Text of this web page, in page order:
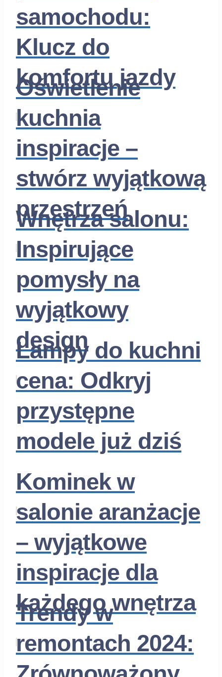
samochodu:
Klucz do
komfortu jazdy
Oświetlenie
kuchnia
inspiracje –
stwórz wyjątkową
przestrzeń
Wnętrza salonu:
Inspirujące
pomysły na
wyjątkowy
design
Lampy do kuchni
cena: Odkryj
przystępne
modele już dziś
Kominek w
salonie aranżacje
– wyjątkowe
inspiracje dla
każdego wnętrza
Trendy w
remontach 2024: